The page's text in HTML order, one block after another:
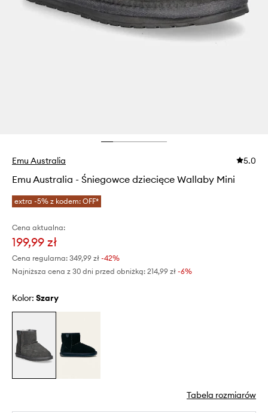
Emu Australia 5.0
Emu Australia - Śniegowce dziecięce Wallaby Mini
extra -5% z kodem: OFF*
Cena aktualna:
199,99 zł
Cena regularna: 349,99 zł -42%
Najniższa cena z 30 dni przed obniżką: 214,99 zł -6%
Kolor: szary
Tabela rozmiarów